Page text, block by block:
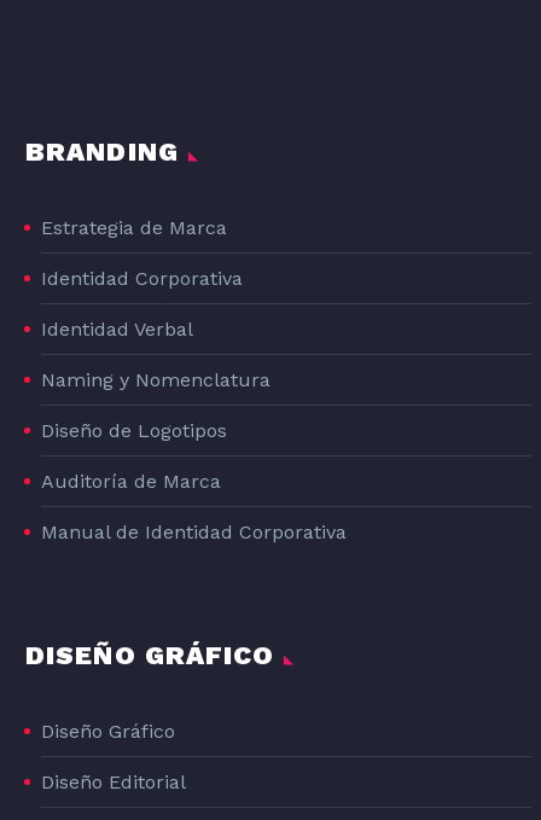
BRANDING
Estrategia de Marca
Identidad Corporativa
Identidad Verbal
Naming y Nomenclatura
Diseño de Logotipos
Auditoría de Marca
Manual de Identidad Corporativa
DISEÑO GRÁFICO
Diseño Gráfico
Diseño Editorial